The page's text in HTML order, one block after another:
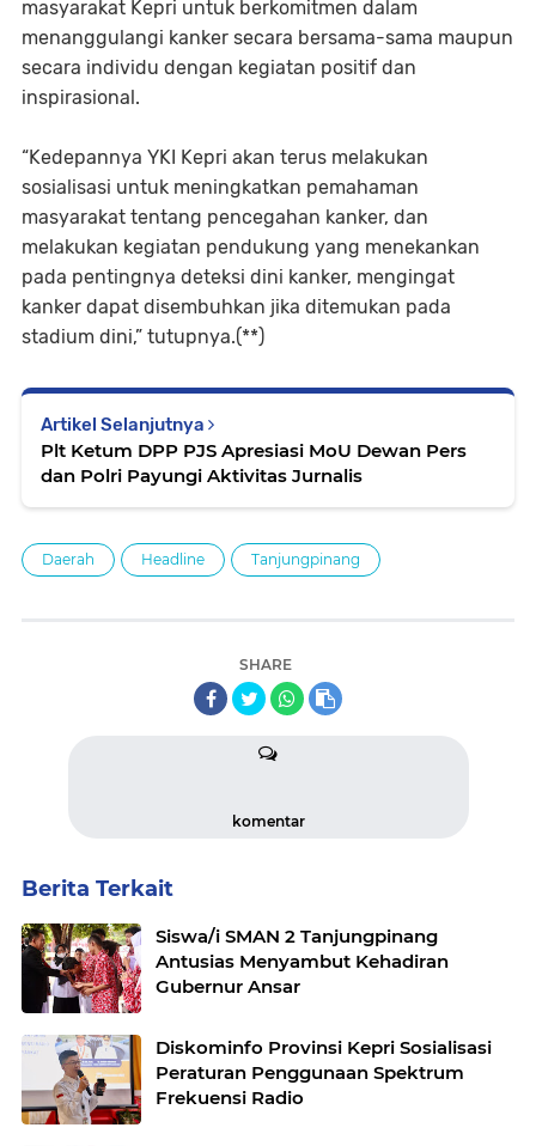
masyarakat Kepri untuk berkomitmen dalam
menanggulangi kanker secara bersama-sama maupun
secara individu dengan kegiatan positif dan
inspirasional.
“Kedepannya YKI Kepri akan terus melakukan
sosialisasi untuk meningkatkan pemahaman
masyarakat tentang pencegahan kanker, dan
melakukan kegiatan pendukung yang menekankan
pada pentingnya deteksi dini kanker, mengingat
kanker dapat disembuhkan jika ditemukan pada
stadium dini,” tutupnya.(**)
Artikel Selanjutnya
Plt Ketum DPP PJS Apresiasi MoU Dewan Pers
dan Polri Payungi Aktivitas Jurnalis
Daerah Headline Tanjungpinang
SHARE
komentar
Berita Terkait
Siswa/i SMAN 2 Tanjungpinang
Antusias Menyambut Kehadiran
Gubernur Ansar
Diskominfo Provinsi Kepri Sosialisasi
Peraturan Penggunaan Spektrum
Frekuensi Radio